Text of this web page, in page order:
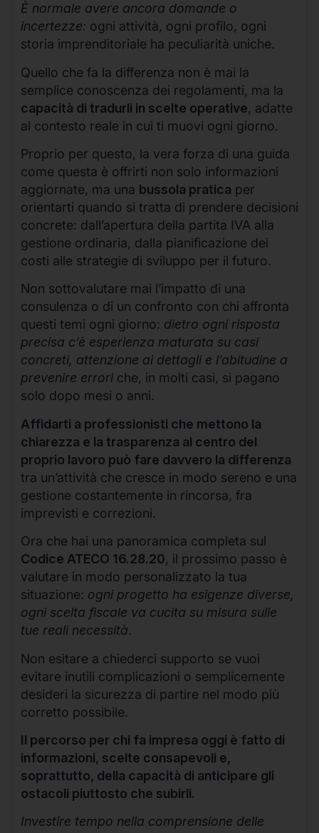
È normale avere ancora domande o
incertezze: ogni attività, ogni profilo, ogni
storia imprenditoriale ha peculiarità uniche.
Quello che fa la differenza non è mai la
semplice conoscenza dei regolamenti, ma la
capacità di tradurli in scelte operative, adatte
al contesto reale in cui ti muovi ogni giorno.
Proprio per questo, la vera forza di una guida
come questa è offrirti non solo informazioni
aggiornate, ma una bussola pratica per
orientarti quando si tratta di prendere decisioni
concrete: dall’apertura della partita IVA alla
gestione ordinaria, dalla pianificazione dei
costi alle strategie di sviluppo per il futuro.
Non sottovalutare mai l’impatto di una
consulenza o di un confronto con chi affronta
questi temi ogni giorno: dietro ogni risposta
precisa c’è esperienza maturata su casi
concreti, attenzione ai dettagli e l’abitudine a
prevenire errori che, in molti casi, si pagano
solo dopo mesi o anni.
Affidarti a professionisti che mettono la
chiarezza e la trasparenza al centro del
proprio lavoro può fare davvero la differenza
tra un’attività che cresce in modo sereno e una
gestione costantemente in rincorsa, fra
imprevisti e correzioni.
Ora che hai una panoramica completa sul
Codice ATECO 16.28.20, il prossimo passo è
valutare in modo personalizzato la tua
situazione: ogni progetto ha esigenze diverse,
ogni scelta fiscale va cucita su misura sulle
tue reali necessità.
Non esitare a chiederci supporto se vuoi
evitare inutili complicazioni o semplicemente
desideri la sicurezza di partire nel modo più
corretto possibile.
Il percorso per chi fa impresa oggi è fatto di
informazioni, scelte consapevoli e,
soprattutto, della capacità di anticipare gli
ostacoli piuttosto che subirli.
Investire tempo nella comprensione delle